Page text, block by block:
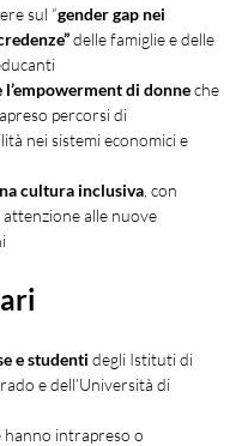
sul “gender gap nei
delle famiglie e delle
l’empowerment di donne che
percorsi di
nei sistemi economici e
cultura inclusiva , con
alle nuove
e studenti degli Istituti di
e dell’Università di
hanno intrapreso o